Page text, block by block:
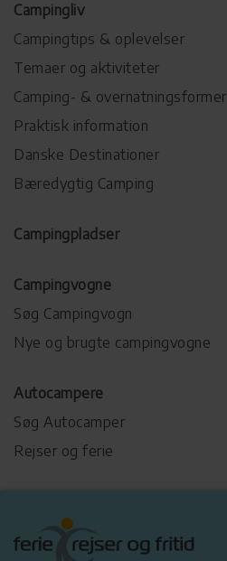
Campingliv
Campingtips & oplevelser
Temaer og aktiviteter
Camping- & overnatningsformer
Praktisk information
Danske Destinationer
Bæredygtig Camping
Campingpladser
Campingvogne
Søg Campingvogn
Nye og brugte campingvogne
Autocampere
Søg Autocamper
Rejser og ferie